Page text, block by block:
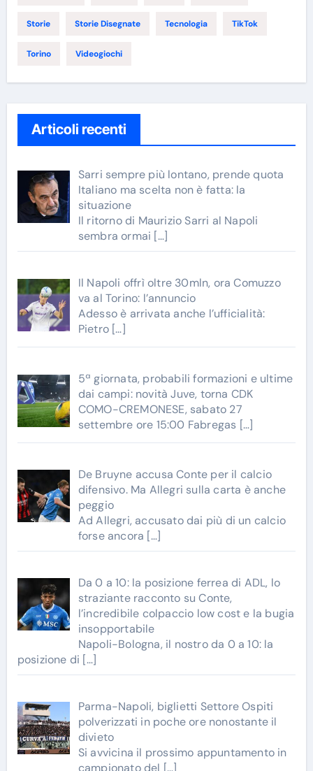
Storie Storie Disegnate Tecnologia TikTok
Torino Videogiochi
Articoli recenti
Sarri sempre più lontano, prende quota
Italiano ma scelta non è fatta: la
situazione
Il ritorno di Maurizio Sarri al Napoli
sembra ormai […]
Il Napoli offrì oltre 30mln, ora Comuzzo
va al Torino: l’annuncio
Adesso è arrivata anche l’ufficialità:
Pietro […]
5ª giornata, probabili formazioni e ultime
dai campi: novità Juve, torna CDK
COMO-CREMONESE, sabato 27
settembre ore 15:00 Fabregas […]
De Bruyne accusa Conte per il calcio
difensivo. Ma Allegri sulla carta è anche
peggio
Ad Allegri, accusato dai più di un calcio
forse ancora […]
Da 0 a 10: la posizione ferrea di ADL, lo
straziante racconto su Conte,
l’incredibile colpaccio low cost e la bugia
insopportabile
Napoli-Bologna, il nostro da 0 a 10: la
posizione di […]
Parma-Napoli, biglietti Settore Ospiti
polverizzati in poche ore nonostante il
divieto
Si avvicina il prossimo appuntamento in
campionato del […]